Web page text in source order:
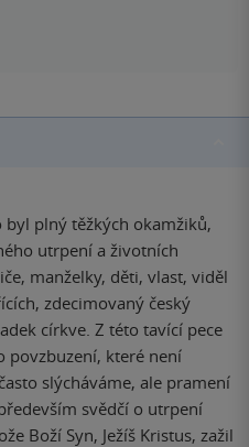
byl plný těžkých okamžiků,
utrpení a životních
manželky, děti, vlast, viděl
zdecimovaný český
církve. Z této tavící pece
povzbuzení, které není
slýcháváme, ale pramení
svědčí o utrpení
Boží Syn, Ježíš Kristus, zažil